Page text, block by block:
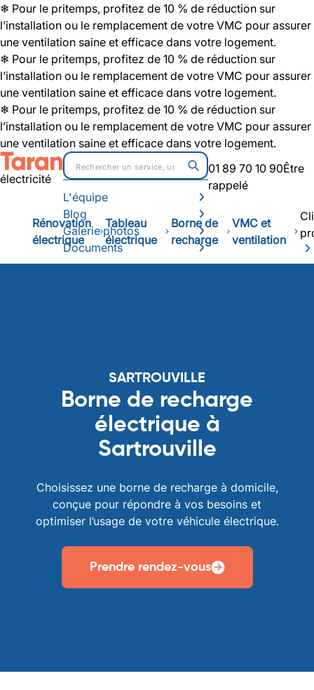
❄ Pour le pritemps, profitez de 10 % de réduction sur
l’installation ou le remplacement de votre VMC pour assurer
une ventilation saine et efficace dans votre logement.
❄ Pour le pritemps, profitez de 10 % de réduction sur
l’installation ou le remplacement de votre VMC pour assurer
une ventilation saine et efficace dans votre logement.
❄ Pour le pritemps, profitez de 10 % de réduction sur
l’installation ou le remplacement de votre VMC pour assurer
une ventilation saine et efficace dans votre logement.
électricité
L'équipe
Blog
Galerie photos
Documents
01 89 70 10 90Être
rappelé
Rénovation
électrique
Tableau
électrique
Borne de
recharge
VMC et
ventilation
SARTROUVILLE
Borne de recharge
électrique à
Sartrouville
Choisissez une borne de recharge à domicile,
conçue pour répondre à vos besoins et
optimiser l’usage de votre véhicule électrique.
Prendre rendez-vous